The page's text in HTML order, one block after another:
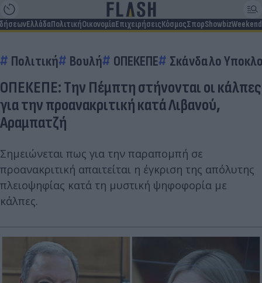
ΕλλάδαΠολιτικήΟικονομίαΕπιχειρήσειςΚόσμοςΣπορShowbizWeekend
Πολιτική Βουλή ΟΠΕΚΕΠΕ Σκάνδαλο
ΟΠΕΚΕΠΕ: Την Πέμπτη στήνονται οι κάλπες
για την προανακριτική κατά Λιβανού,
Αραμπατζή
Σημειώνεται πως για την παραπομπή σε
προανακριτική απαιτείται η έγκριση της απόλυτης
πλειοψηφίας κατά τη μυστική ψηφοφορία με
κάλπες.